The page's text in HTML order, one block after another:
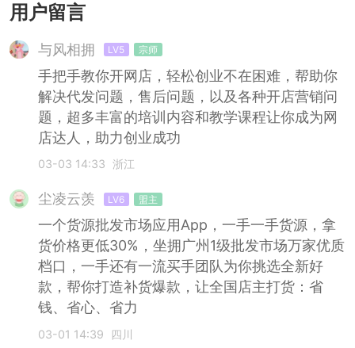
用户留言
与风相拥 LV5 宗师
手把手教你开网店，轻松创业不在困难，帮助你
解决代发问题，售后问题，以及各种开店营销问
题，超多丰富的培训内容和教学课程让你成为网
店达人，助力创业成功
03-03 14:33 浙江
尘凌云羡 LV6 盟主
一个货源批发市场应用App，一手一手货源，拿
货价格更低30%，坐拥广州1级批发市场万家优质
档口，一手还有一流买手团队为你挑选全新好
款，帮你打造补货爆款，让全国店主打货：省
钱、省心、省力
03-01 14:39 四川